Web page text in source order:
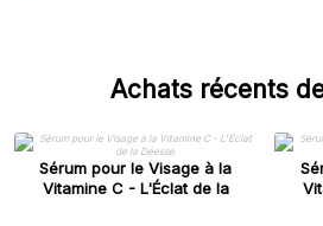
Achats récents
Sérum pour le Visage à la
Vitamine C - L'Éclat de la